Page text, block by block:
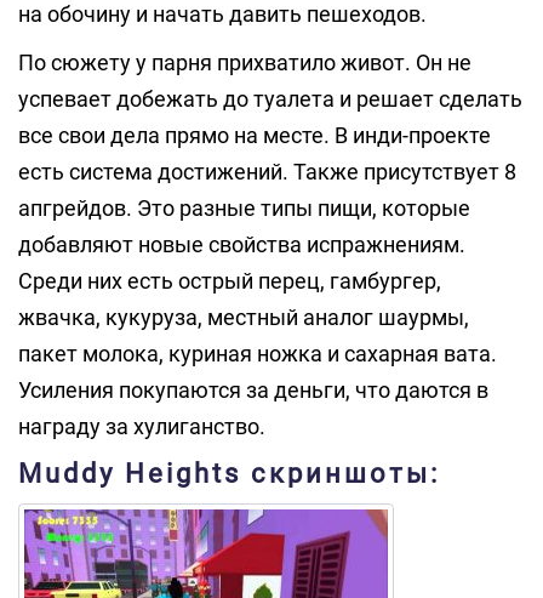
на обочину и начать давить пешеходов.
По сюжету у парня прихватило живот. Он не
успевает добежать до туалета и решает сделать
все свои дела прямо на месте. В инди-проекте
есть система достижений. Также присутствует 8
апгрейдов. Это разные типы пищи, которые
добавляют новые свойства испражнениям.
Среди них есть острый перец, гамбургер,
жвачка, кукуруза, местный аналог шаурмы,
пакет молока, куриная ножка и сахарная вата.
Усиления покупаются за деньги, что даются в
награду за хулиганство.
Muddy Heights скриншоты: